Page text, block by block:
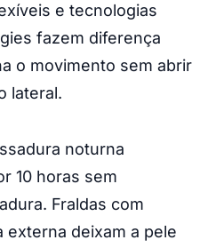
e tecnologias
fazem diferença
o movimento sem abrir
lateral.
noturna
10 horas sem
Fraldas com
externa deixam a pele